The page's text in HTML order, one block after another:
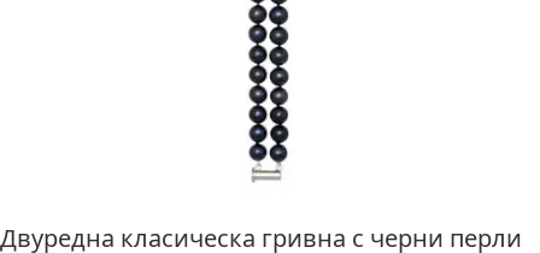
Двуреднa класическa гривна с черни перли